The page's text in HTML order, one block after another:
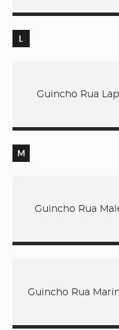
L
Guincho Rua
M
Guincho Rua
Guincho Rua